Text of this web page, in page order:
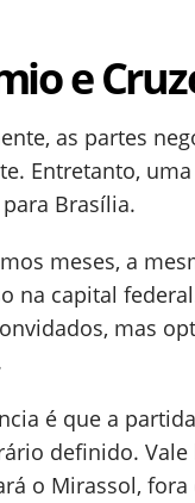
e
as partes
Entretanto,
Brasília.
meses, a
na capital
mas
é que a
definido.
o Mirassol, fora